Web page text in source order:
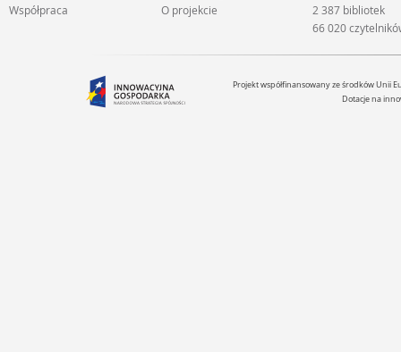
Współpraca
O projekcie
2 387 bibliotek
66 020
Projekt współfinansowany ze środków Unii
Dotacje na